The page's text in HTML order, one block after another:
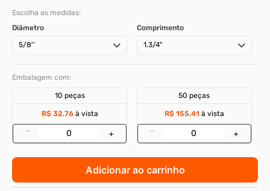
Escolha as medidas:
Diâmetro
5/8''
Comprimento
1.3/4"
Embalagem com:
10 peças
R$ 32,76à vista
– +
50 peças
R$ 155,41 à vista
– +
Adicionar ao carrinho